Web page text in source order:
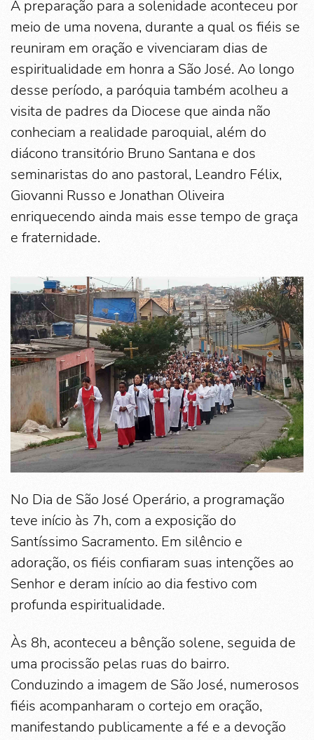
A preparação para a solenidade aconteceu por
meio de uma novena, durante a qual os fiéis se
reuniram em oração e vivenciaram dias de
espiritualidade em honra a São José. Ao longo
desse período, a paróquia também acolheu a
visita de padres da Diocese que ainda não
conheciam a realidade paroquial, além do
diácono transitório Bruno Santana e dos
seminaristas do ano pastoral, Leandro Félix,
Giovanni Russo e Jonathan Oliveira
enriquecendo ainda mais esse tempo de graça
e fraternidade.
No Dia de São José Operário, a programação
teve início às 7h, com a exposição do
Santíssimo Sacramento. Em silêncio e
adoração, os fiéis confiaram suas intenções ao
Senhor e deram início ao dia festivo com
profunda espiritualidade.
Às 8h, aconteceu a bênção solene, seguida de
uma procissão pelas ruas do bairro.
Conduzindo a imagem de São José, numerosos
fiéis acompanharam o cortejo em oração,
manifestando publicamente a fé e a devoção